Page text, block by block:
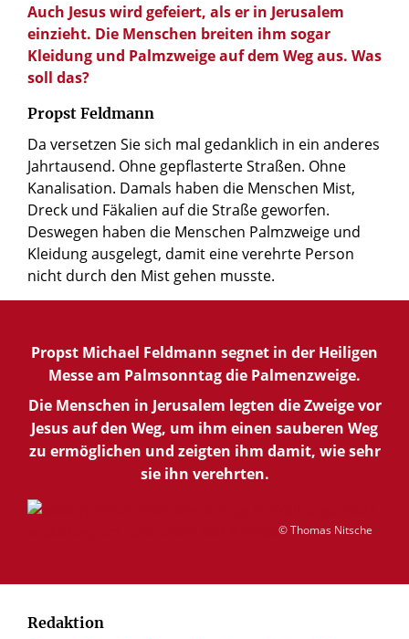
Auch Jesus wird gefeiert, als er in Jerusalem
einzieht. Die Menschen breiten ihm sogar
Kleidung und Palmzweige auf dem Weg aus. Was
soll das?
Propst Feldmann
Da versetzen Sie sich mal gedanklich in ein anderes
Jahrtausend. Ohne gepflasterte Straßen. Ohne
Kanalisation. Damals haben die Menschen Mist,
Dreck und Fäkalien auf die Straße geworfen.
Deswegen haben die Menschen Palmzweige und
Kleidung ausgelegt, damit eine verehrte Person
nicht durch den Mist gehen musste.
© Thomas Nitsche
Propst Michael Feldmann segnet in der Heiligen
Messe am Palmsonntag die Palmenzweige.
Die Menschen in Jerusalem legten die Zweige vor
Jesus auf den Weg, um ihm einen sauberen Weg
zu ermöglichen und zeigten ihm damit, wie sehr
sie ihn verehrten.
Redaktion